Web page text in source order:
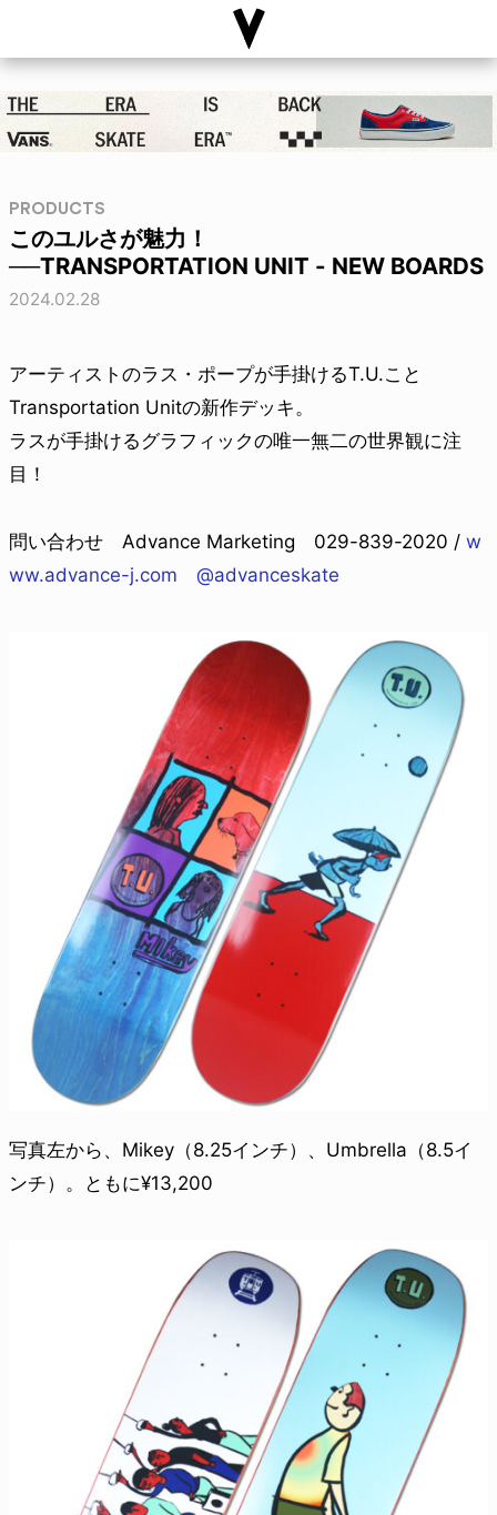
PRODUCTS
このユルさが魅力！
──TRANSPORTATION UNIT - NEW BOARDS
2024.02.28
アーティストのラス・ポープが手掛けるT.U.こと
Transportation Unitの新作デッキ。
ラスが手掛けるグラフィックの唯一無二の世界観に注
目！
問い合わせ Advance Marketing 029-839-2020 / w
ww.advance-j.com
@advanceskate
写真左から、Mikey（8.25インチ）、Umbrella（8.5イ
ンチ）。ともに¥13,200